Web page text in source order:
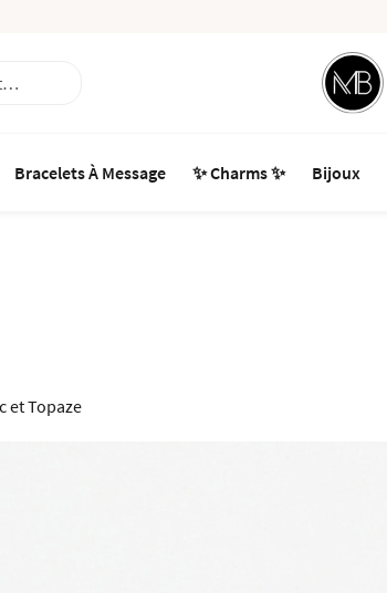
Bracelets À Message ✨ Charms ✨ Bijoux
et Topaze